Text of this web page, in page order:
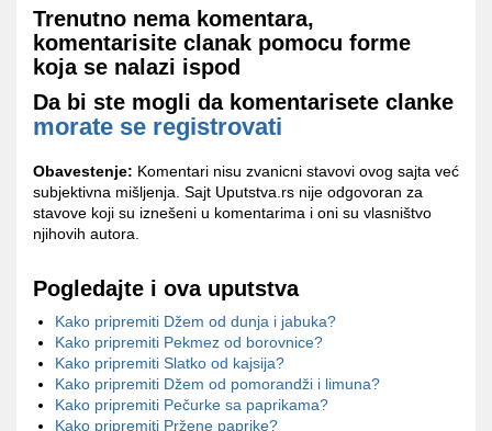
Trenutno nema komentara,
komentarisite clanak pomocu forme
koja se nalazi ispod
Da bi ste mogli da komentarisete clanke
morate se registrovati
Obavestenje: Komentari nisu zvanicni stavovi ovog sajta već
subjektivna mišljenja. Sajt Uputstva.rs nije odgovoran za
stavove koji su iznešeni u komentarima i oni su vlasništvo
njihovih autora.
Pogledajte i ova uputstva
Kako pripremiti Džem od dunja i jabuka?
Kako pripremiti Pekmez od borovnice?
Kako pripremiti Slatko od kajsija?
Kako pripremiti Džem od pomorandži i limuna?
Kako pripremiti Pečurke sa paprikama?
Kako pripremiti Pržene paprike?